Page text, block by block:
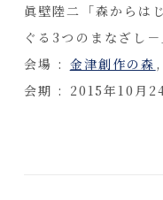
眞壁陸二「森からは
ぐる3つのまなざし－
会場 : 金津創作の森
会期 : 2015年10月